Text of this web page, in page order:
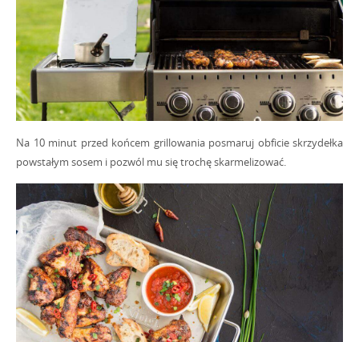
Na 10 minut przed końcem grillowania posmaruj obficie skrzydełka
powstałym sosem i pozwól mu się trochę skarmelizować.